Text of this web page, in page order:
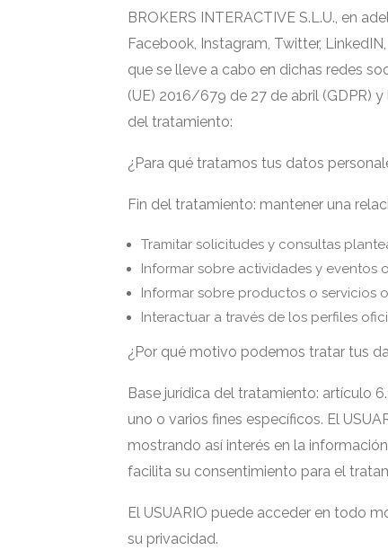
BROKERS INTERACTIVE S.L.U., en
Facebook, Instagram, Twitter,
que se lleve a cabo en dichas redes
(UE) 2016/679 de 27 de abril (GDPR)
del tratamiento:
¿Para qué tratamos tus datos
Fin del tratamiento: mantener una
Tramitar solicitudes y consultas
Informar sobre actividades y eventos
Informar sobre productos o servicios
Interactuar a través de los perfiles
¿Por qué motivo podemos tratar tus
Base jurídica del tratamiento: artículo
uno o varios fines específicos. El
mostrando así interés en la
facilita su consentimiento para el
El USUARIO puede acceder en todo
su privacidad.